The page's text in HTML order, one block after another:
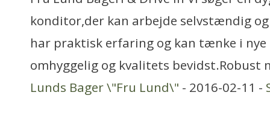
konditor,der kan arbejde selvstændig
har praktisk erfaring og kan tænke i nye
omhyggelig og kvalitets bevidst.Robust
Lunds Bager \"Fru Lund\" - 2016-02-11 -